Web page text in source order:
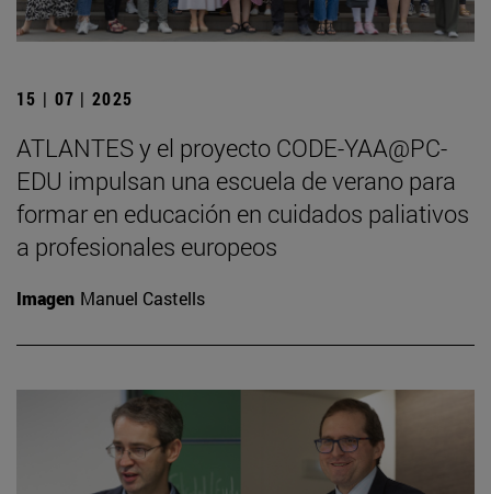
15 | 07 | 2025
ATLANTES y el proyecto CODE-YAA@PC-
EDU impulsan una escuela de verano para
formar en educación en cuidados paliativos
a profesionales europeos
Imagen Manuel Castells